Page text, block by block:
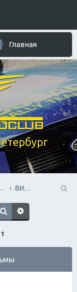
Главная
ВИДЕО ролики и фильмы
1